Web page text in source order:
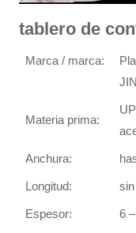
tablero de
Marca / marca:
Materia prima:
Anchura:
Longitud:
Espesor: 6